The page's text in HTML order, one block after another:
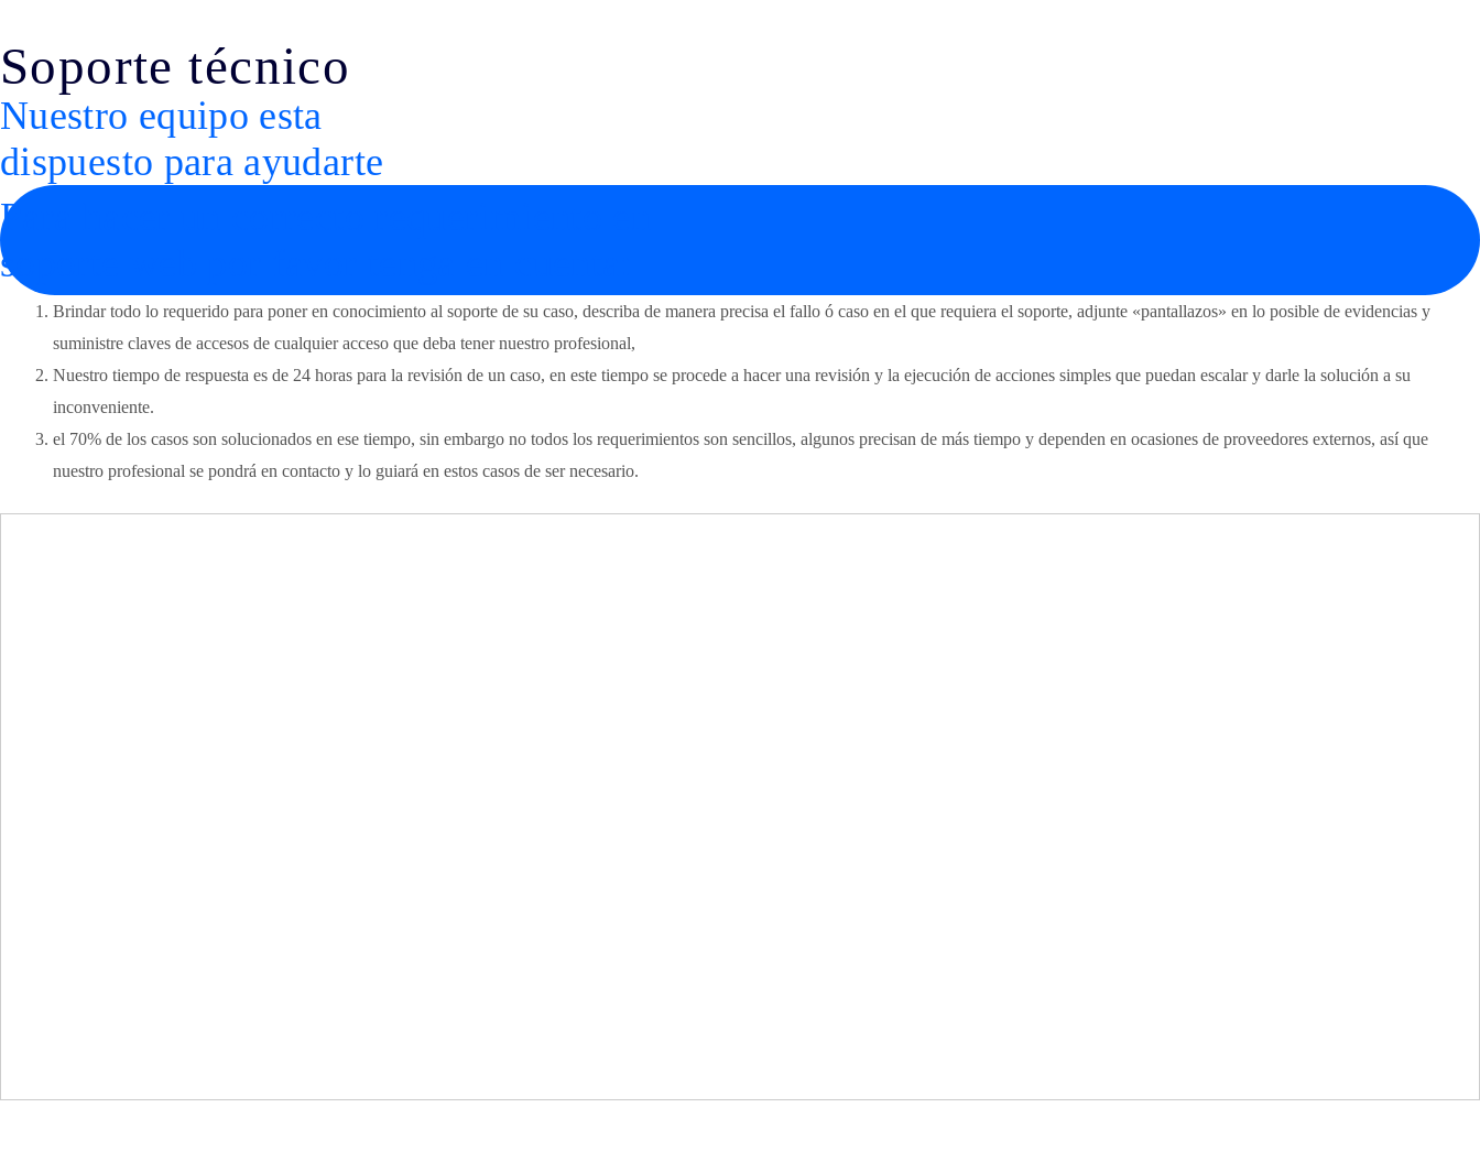
Soporte técnico
Nuestro equipo esta
dispuesto para ayudarte
Para hacer un correcto requerimiento en
soporte web por favor tenga en cuenta:
Brindar todo lo requerido para poner en conocimiento al soporte de su caso, describa de manera precisa el fallo ó caso en el que requiera el soporte, adjunte «pantallazos» en lo posible de evidencias y
suministre claves de accesos de cualquier acceso que deba tener nuestro profesional,
Nuestro tiempo de respuesta es de 24 horas para la revisión de un caso, en este tiempo se procede a hacer una revisión y la ejecución de acciones simples que puedan escalar y darle la solución a su
inconveniente.
el 70% de los casos son solucionados en ese tiempo, sin embargo no todos los requerimientos son sencillos, algunos precisan de más tiempo y dependen en ocasiones de proveedores externos, así que
nuestro profesional se pondrá en contacto y lo guiará en estos casos de ser necesario.